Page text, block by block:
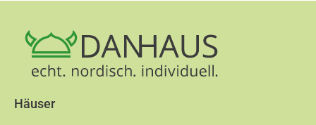
Häuser